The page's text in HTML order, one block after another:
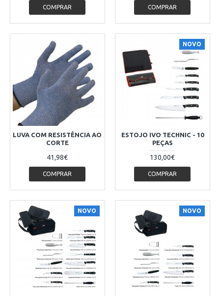
COMPRAR COMPRAR
LUVA COM RESISTÊNCIA AO
CORTE
41,98€
COMPRAR
NOVO
ESTOJO IVO TECHNIC - 10
PEÇAS
130,00€
COMPRAR
NOVO NOVO